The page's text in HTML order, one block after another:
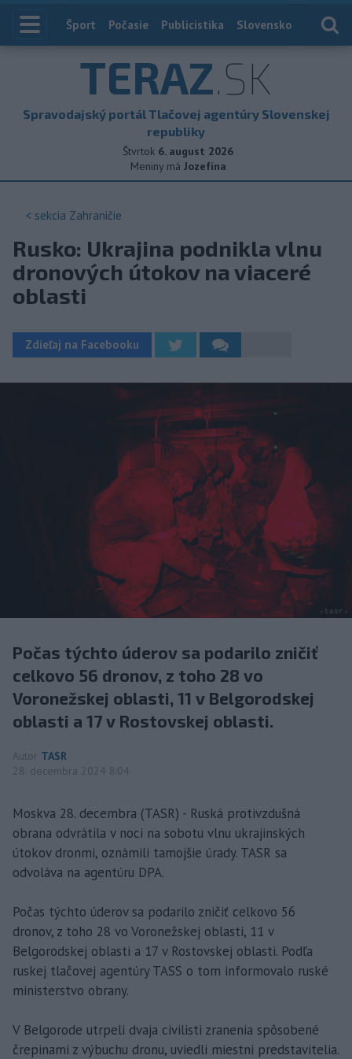
Index
Šport Počasie Publicistika Slovensko
TERAZ.SK
Spravodajský portál Tlačovej agentúry Slovenskej
republiky
Štvrtok 6. august 2026
Meniny má Jozefína
< sekcia Zahraničie
Rusko: Ukrajina podnikla vlnu
dronových útokov na viaceré
oblasti
Zdieľaj na Facebooku
Počas týchto úderov sa podarilo zničiť
celkovo 56 dronov, z toho 28 vo
Voronežskej oblasti, 11 v Belgorodskej
oblasti a 17 v Rostovskej oblasti.
Autor TASR
28. decembra 2024 8:04
Moskva 28. decembra (TASR) - Ruská protivzdušná
obrana odvrátila v noci na sobotu vlnu ukrajinských
útokov dronmi, oznámili tamojšie úrady. TASR sa
odvoláva na agentúru DPA.
Počas týchto úderov sa podarilo zničiť celkovo 56
dronov, z toho 28 vo Voronežskej oblasti, 11 v
Belgorodskej oblasti a 17 v Rostovskej oblasti. Podľa
ruskej tlačovej agentúry TASS o tom informovalo ruské
ministerstvo obrany.
V Belgorode utrpeli dvaja civilisti zranenia spôsobené
črepinami z výbuchu dronu, uviedli miestni predstavitelia.